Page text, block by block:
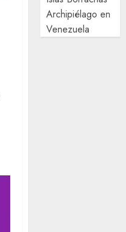
Archipiélago en
Venezuela